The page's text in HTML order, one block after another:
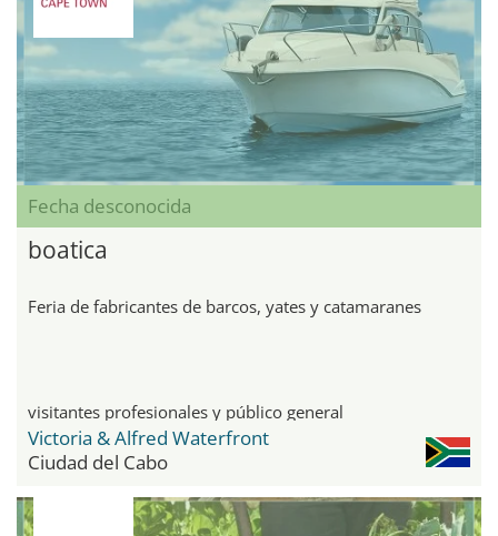
Fecha desconocida
boatica
Feria de fabricantes de barcos, yates y catamaranes
visitantes profesionales y público general
Victoria & Alfred Waterfront
Ciudad del Cabo